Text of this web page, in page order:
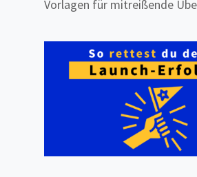
Vorlagen für mitreißende